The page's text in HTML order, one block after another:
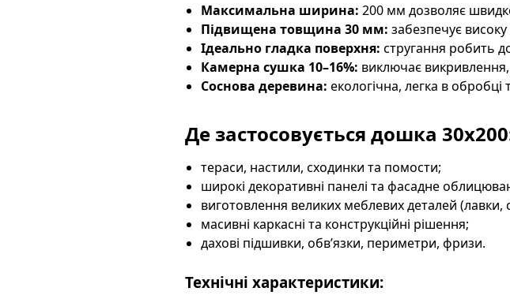
Максимальна ширина: 200 мм дозволяє швидко
Підвищена товщина 30 мм: забезпечує високу
Ідеально гладка поверхня: стругання робить
Камерна сушка 10–16%: виключає
Соснова деревина: екологічна, легка в
Де застосовується дошка
тераси, настили, сходинки та помости;
широкі декоративні панелі та фасадне
виготовлення великих меблевих деталей (лавки,
масивні каркасні та конструкційні рішення;
дахові підшивки, обв’язки, периметри, фризи.
Технічні характеристики: